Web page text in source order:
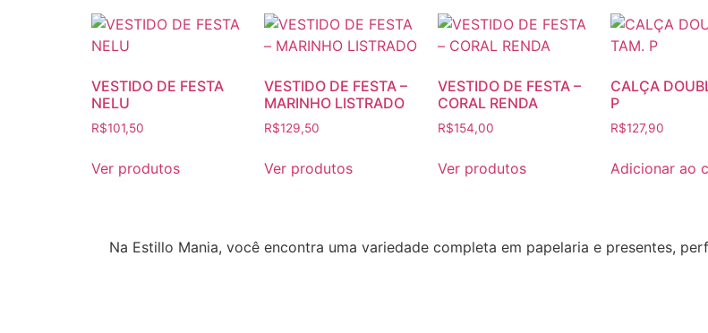
VESTIDO DE FESTA
NELU
R$101,50
Ver produtos
VESTIDO DE FESTA –
MARINHO LISTRADO
R$129,50
Ver produtos
VESTIDO DE FESTA –
CORAL RENDA
R$154,00
Ver produtos
CALÇA
P
R$127,90
Adicionar ao
Na Estillo Mania, você encontra uma variedade completa em papelaria e presentes,